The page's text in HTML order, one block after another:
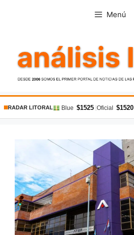
Menú
RADAR LITORAL Blue $1525 Oficial $1520